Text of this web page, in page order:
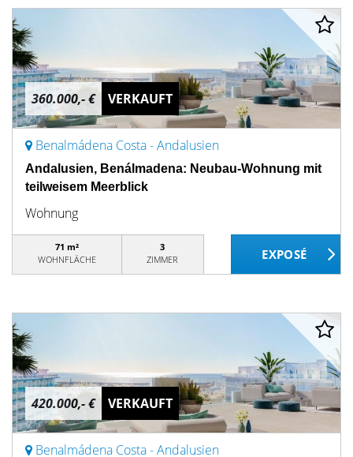
360.000,- € VERKAUFT
Benalmádena Costa - Andalusien
Andalusien, Benálmadena: Neubau-Wohnung mit
teilweisem Meerblick
Wohnung
71 m²
WOHNFLÄCHE
3
ZIMMER
420.000,- € VERKAUFT
Benalmádena Costa - Andalusien